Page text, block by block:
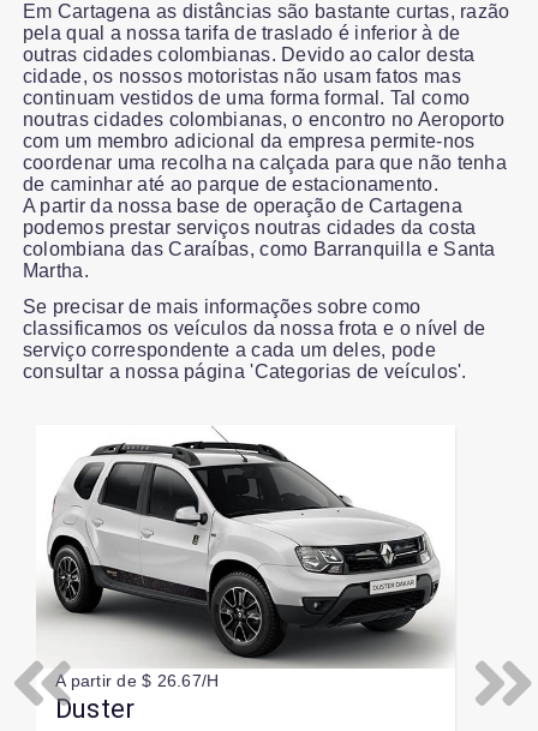
Em Cartagena as distâncias são bastante curtas, razão
pela qual a nossa tarifa de traslado é inferior à de
outras cidades colombianas. Devido ao calor desta
cidade, os nossos motoristas não usam fatos mas
continuam vestidos de uma forma formal. Tal como
noutras cidades colombianas, o encontro no Aeroporto
com um membro adicional da empresa permite-nos
coordenar uma recolha na calçada para que não tenha
de caminhar até ao parque de estacionamento.
A partir da nossa base de operação de Cartagena
podemos prestar serviços noutras cidades da costa
colombiana das Caraíbas, como Barranquilla e Santa
Martha.
Se precisar de mais informações sobre como
classificamos os veículos da nossa frota e o nível de
serviço correspondente a cada um deles, pode
consultar a nossa página 'Categorias de veículos'.
A partir de $ 26.67/H
Duster
Previous Next